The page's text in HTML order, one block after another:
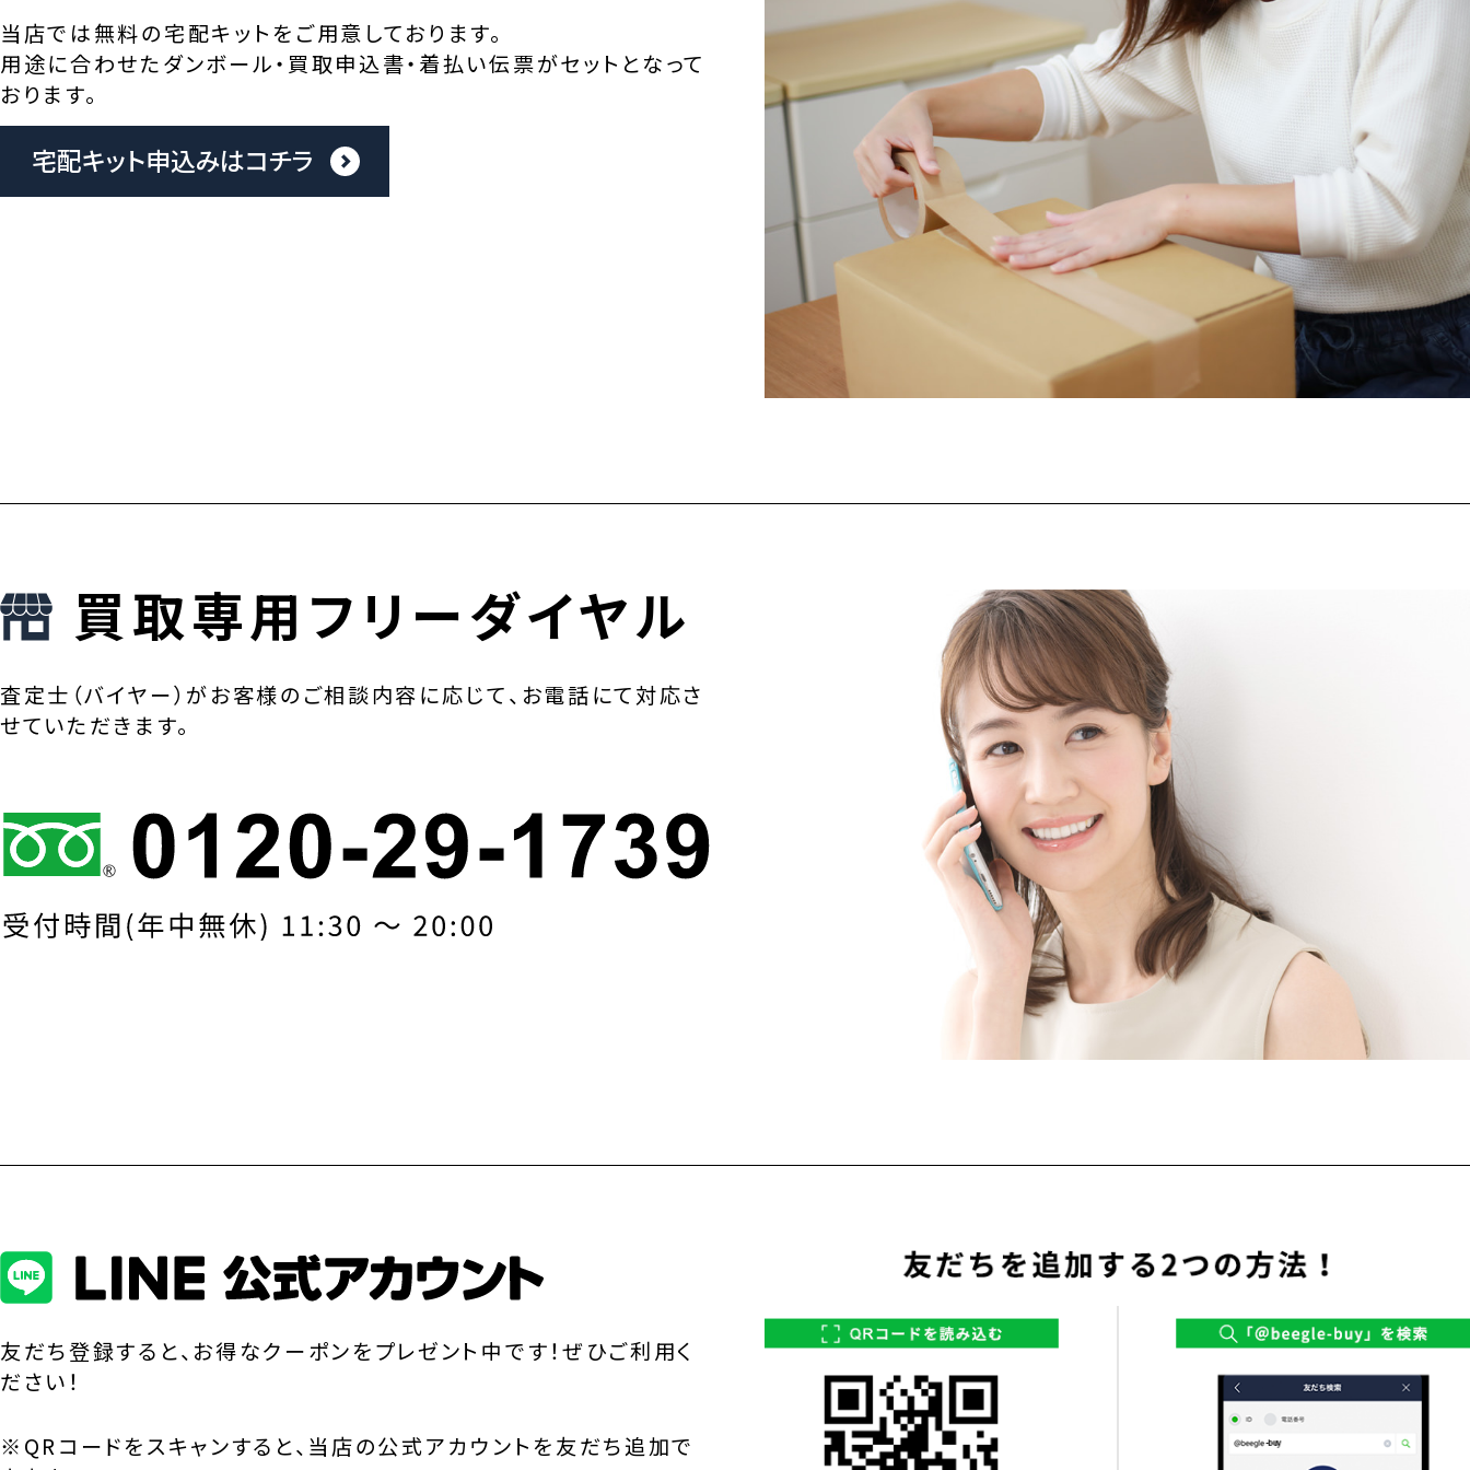
当店では無料の宅配キットをご用意しております。
用途に合わせたダンボール・買取申込書・着払い伝票がセットとなって
おります。
宅配キット申込みはコチラ
買取専用フリーダイヤル
査定士（バイヤー）がお客様のご相談内容に応じて、お電話にて対応さ
せていただきます。
友だち登録すると、お得なクーポンをプレゼント中です！ぜひご利用く
ださい！
※QRコードをスキャンすると、当店の公式アカウントを友だち追加で